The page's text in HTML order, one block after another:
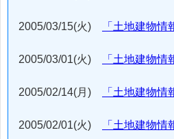
2005/03/15(火) 「土地建物
2005/03/01(火) 「土地建物
2005/02/14(月) 「土地建物
2005/02/01(火) 「土地建物